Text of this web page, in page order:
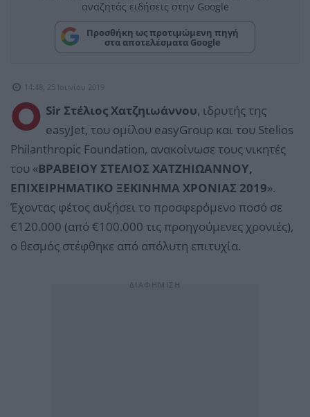
αναζητάς ειδήσεις στην Google
Προσθήκη ως προτιμώμενη πηγή
στα αποτελέσματα Google
14:48, 25 Ιουνίου 2019
Ο Sir Στέλιος Χατζηιωάννου, ιδρυτής της
easyJet, του ομίλου easyGroup και του Stelios
Philanthropic Foundation, ανακοίνωσε τους νικητές
του «ΒΡΑΒΕΙΟΥ ΣΤΕΛΙΟΣ ΧΑΤΖΗΙΩΑΝΝΟΥ,
ΕΠΙΧΕΙΡΗΜΑΤΙΚΟ ΞΕΚΙΝΗΜΑ ΧΡΟΝΙΑΣ 2019».
Έχοντας φέτος αυξήσει το προσφερόμενο ποσό σε
€120.000 (από €100.000 τις προηγούμενες χρονιές),
ο θεσμός στέφθηκε από απόλυτη επιτυχία.